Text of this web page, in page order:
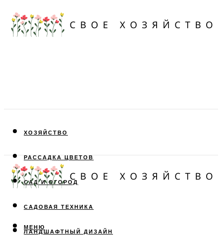
ХОЗЯЙСТВО
РАССАДКА ЦВЕТОВ
САД И ОГОРОД
САДОВАЯ ТЕХНИКА
ЛАНДШАФТНЫЙ ДИЗАЙН
МЕНЮ